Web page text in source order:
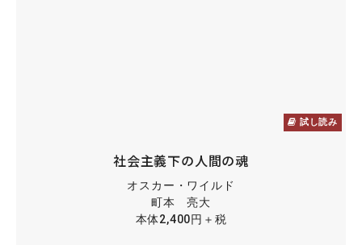
試し読み
社会主義下の人間の魂
オスカー・ワイルド
町本 亮大
本体2,400円＋税